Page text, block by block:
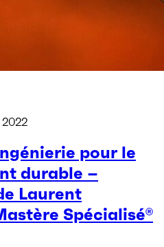
pour le
durable –
Laurent
Spécialisé®